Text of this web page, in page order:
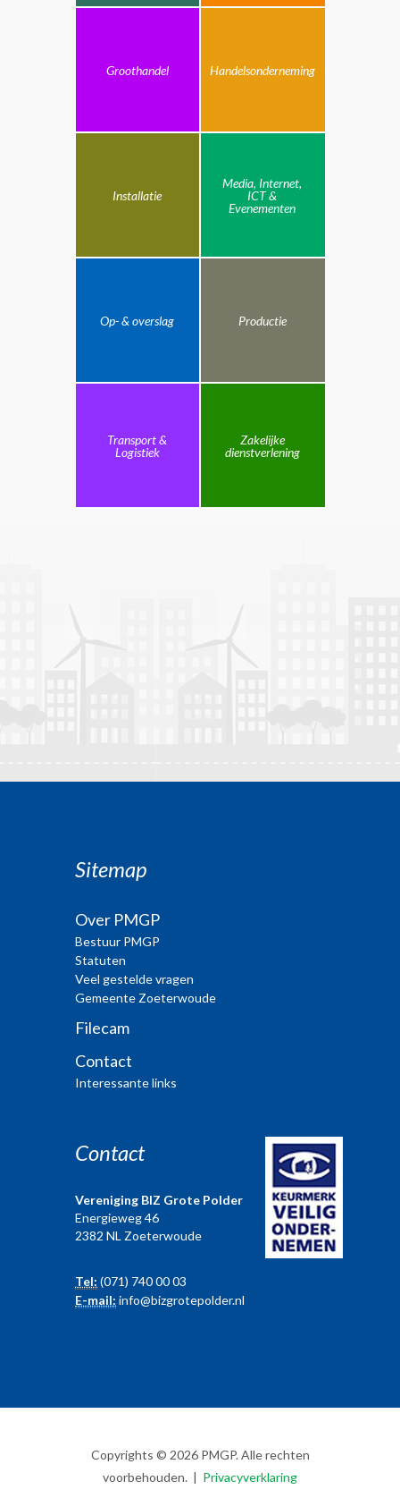
Groothandel Handelsonderneming
Installatie
Media, Internet,
ICT &
Evenementen
Op- & overslag Productie
Transport &
Logistiek
Zakelijke
dienstverlening
Sitemap
Over PMGP
Bestuur PMGP
Statuten
Veel gestelde vragen
Gemeente Zoeterwoude
Filecam
Contact
Interessante links
Contact
Vereniging BIZ Grote Polder
Energieweg 46
2382 NL Zoeterwoude
Tel: (071) 740 00 03
E-mail: info@bizgrotepolder.nl
Copyrights © 2026 PMGP. Alle rechten
voorbehouden. | Privacyverklaring